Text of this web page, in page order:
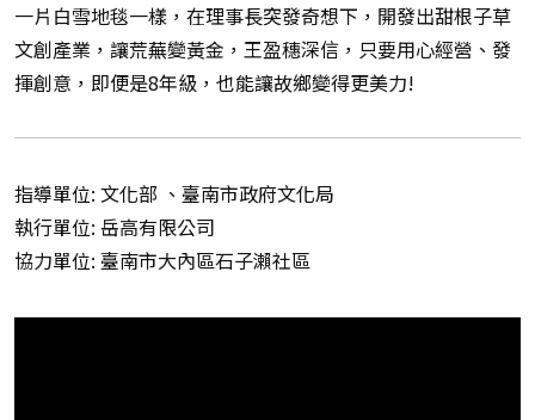
一片白雪地毯一樣，在理事長突發奇想下，開發出甜根子草
文創產業，讓荒蕪變黃金，王盈穗深信，只要用心經營、發
揮創意，即便是8年級，也能讓故鄉變得更美力!
指導單位: 文化部 、臺南市政府文化局
執行單位: 岳高有限公司
協力單位: 臺南市大內區石子瀨社區